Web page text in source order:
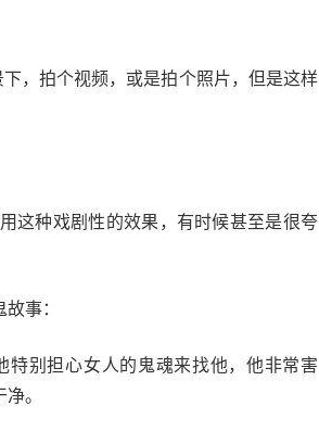
，拍个视频，或是拍个照片，但是这样
这种戏剧性的效果，有时候甚至是很夸
事：
别担心女人的鬼魂来找他，他非常害
。